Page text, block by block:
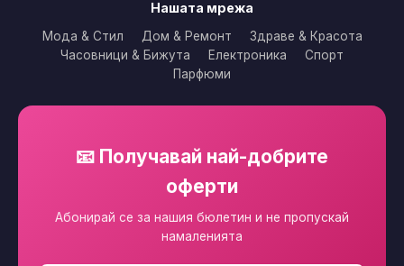
Нашата мрежа
Мода & Стил Дом & Ремонт
Здраве & Красота
Часовници & Бижута
Електроника
Спорт
Парфюми
📧 Получавай най-добрите
оферти
Абонирай се за нашия бюлетин и не пропускай
намаленията